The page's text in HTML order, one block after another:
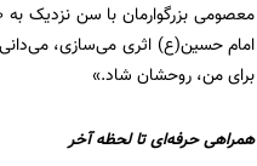
امام حسین(ع) اثری می‌سازی،
برای من، روحشان شاد.»
همراهی حرفه‌ای تا لحظه آخر